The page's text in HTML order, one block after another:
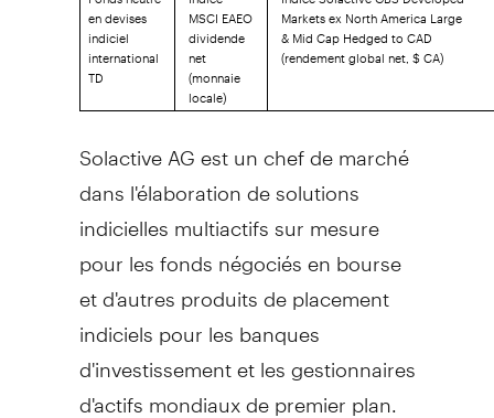
en devises
indiciel
international
TD
MSCI EAEO
dividende
net
(monnaie
locale)
Markets ex North America Large
& Mid Cap Hedged to CAD
(rendement global net, $ CA)
Solactive AG est un chef de marché
dans l'élaboration de solutions
indicielles multiactifs sur mesure
pour les fonds négociés en bourse
et d'autres produits de placement
indiciels pour les banques
d'investissement et les gestionnaires
d'actifs mondiaux de premier plan.